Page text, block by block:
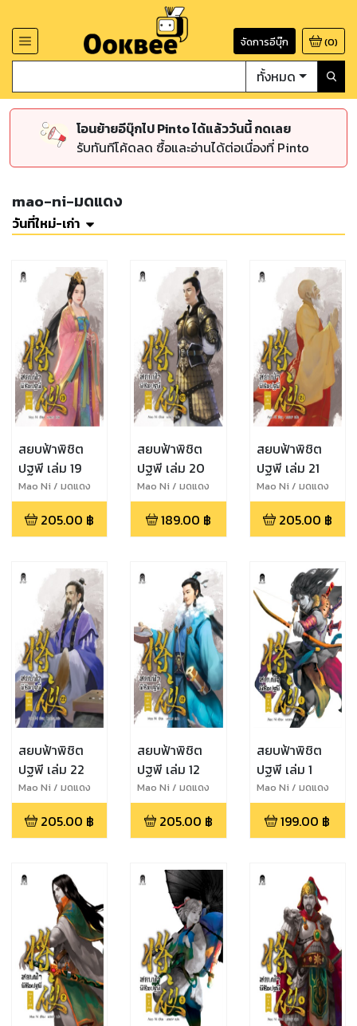
จัดการอีบุ๊ก (0)
ทั้งหมด
โอนย้ายอีบุ๊กไป Pinto ได้แล้ววันนี้ กดเลย
รับทันทีโค้ดลด ซื้อและอ่านได้ต่อเนื่องที่ Pinto
mao-ni-มดแดง
วันที่ใหม่-เก่า
สยบฟ้าพิชิต
ปฐพี เล่ม 19
Mao Ni / มดแดง
205.00 ฿
สยบฟ้าพิชิต
ปฐพี เล่ม 20
Mao Ni / มดแดง
189.00 ฿
สยบฟ้าพิชิต
ปฐพี เล่ม 21
Mao Ni / มดแดง
205.00 ฿
สยบฟ้าพิชิต
ปฐพี เล่ม 22
Mao Ni / มดแดง
205.00 ฿
สยบฟ้าพิชิต
ปฐพี เล่ม 12
Mao Ni / มดแดง
205.00 ฿
สยบฟ้าพิชิต
ปฐพี เล่ม 1
Mao Ni / มดแดง
199.00 ฿